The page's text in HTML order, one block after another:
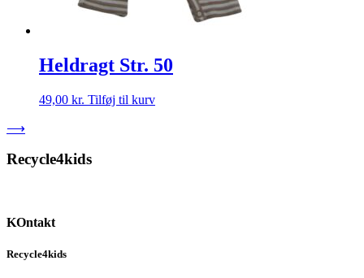
Heldragt Str. 50
49,00 kr. Tilføj til kurv
⟶
Recycle4kids
KOntakt
Recycle4kids